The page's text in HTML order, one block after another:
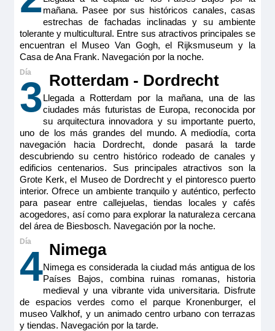
mañana. Pasee por sus históricos canales, casas
estrechas de fachadas inclinadas y su ambiente
tolerante y multicultural. Entre sus atractivos principales se
encuentran el Museo Van Gogh, el Rijksmuseum y la
Casa de Ana Frank. Navegación por la noche.
3 Rotterdam - Dordrecht
Llegada a Rotterdam por la mañana, una de las
ciudades más futuristas de Europa, reconocida por
su arquitectura innovadora y su importante puerto,
uno de los más grandes del mundo. A mediodía, corta
navegación hacia Dordrecht, donde pasará la tarde
descubriendo su centro histórico rodeado de canales y
edificios centenarios. Sus principales atractivos son la
Grote Kerk, el Museo de Dordrecht y el pintoresco puerto
interior. Ofrece un ambiente tranquilo y auténtico, perfecto
para pasear entre callejuelas, tiendas locales y cafés
acogedores, así como para explorar la naturaleza cercana
del área de Biesbosch. Navegación por la noche.
4 Nimega
Nimega es considerada la ciudad más antigua de los
Países Bajos, combina ruinas romanas, historia
medieval y una vibrante vida universitaria. Disfrute
de espacios verdes como el parque Kronenburger, el
museo Valkhof, y un animado centro urbano con terrazas
y tiendas. Navegación por la tarde.